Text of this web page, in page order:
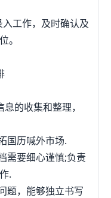
工作，及时确认及
。
的收集和整理，
国历喊外市场.
需要细心谨慎;负责
.
题，能够独立书写